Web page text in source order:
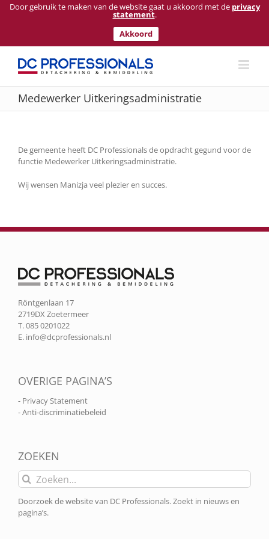
Door gebruik te maken van de website gaat u akkoord met de privacy
statement.
Akkoord
Ga
inhoud
Medewerker Uitkeringsadministratie
De gemeente heeft DC Professionals de opdracht gegund voor de
functie Medewerker Uitkeringsadministratie.
Wij wensen Manizja veel plezier en succes.
Röntgenlaan 17
2719DX Zoetermeer
T. 085 0201022
E. info@dcprofessionals.nl
OVERIGE PAGINA’S
- Privacy Statement
- Anti-discriminatiebeleid
ZOEKEN
Zoeken
naar:
Doorzoek de website van DC Professionals. Zoekt in nieuws en
pagina’s.